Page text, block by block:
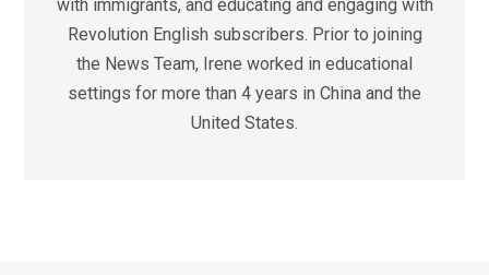
with immigrants, and educating and engaging with
Revolution English subscribers. Prior to joining
the News Team, Irene worked in educational
settings for more than 4 years in China and the
United States.